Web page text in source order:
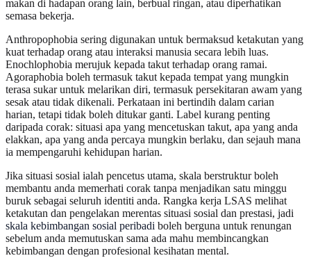
makan di hadapan orang lain, berbual ringan, atau diperhatikan
semasa bekerja.
Anthropophobia sering digunakan untuk bermaksud ketakutan yang
kuat terhadap orang atau interaksi manusia secara lebih luas.
Enochlophobia merujuk kepada takut terhadap orang ramai.
Agoraphobia boleh termasuk takut kepada tempat yang mungkin
terasa sukar untuk melarikan diri, termasuk persekitaran awam yang
sesak atau tidak dikenali. Perkataan ini bertindih dalam carian
harian, tetapi tidak boleh ditukar ganti. Label kurang penting
daripada corak: situasi apa yang mencetuskan takut, apa yang anda
elakkan, apa yang anda percaya mungkin berlaku, dan sejauh mana
ia mempengaruhi kehidupan harian.
Jika situasi sosial ialah pencetus utama, skala berstruktur boleh
membantu anda memerhati corak tanpa menjadikan satu minggu
buruk sebagai seluruh identiti anda. Rangka kerja LSAS melihat
ketakutan dan pengelakan merentas situasi sosial dan prestasi, jadi
skala kebimbangan sosial peribadi boleh berguna untuk renungan
sebelum anda memutuskan sama ada mahu membincangkan
kebimbangan dengan profesional kesihatan mental.